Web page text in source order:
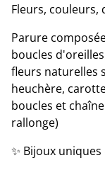
Fleurs, couleurs,
Parure
boucles
fleurs naturelles
heuchère,
boucles et
rallonge)
✨ Bijoux